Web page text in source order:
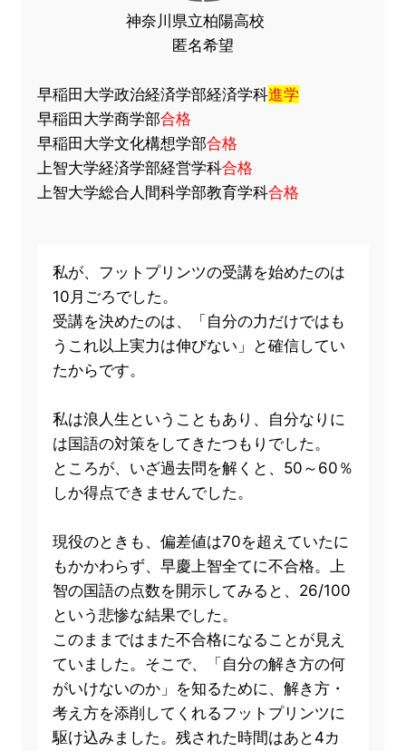
神奈川県立柏陽高校
匿名希望
早稲田大学政治経済学部経済学科進学
早稲田大学商学部合格
早稲田大学文化構想学部合格
上智大学経済学部経営学科合格
上智大学総合人間科学部教育学科合格
私が、フットプリンツの受講を始めたのは
10月ごろでした。
受講を決めたのは、「自分の力だけではも
うこれ以上実力は伸びない」と確信してい
たからです。
私は浪人生ということもあり、自分なりに
は国語の対策をしてきたつもりでした。
ところが、いざ過去問を解くと、50～60％
しか得点できませんでした。
現役のときも、偏差値は70を超えていたに
もかかわらず、早慶上智全てに不合格。上
智の国語の点数を開示してみると、26/100
という悲惨な結果でした。
このままではまた不合格になることが見え
ていました。そこで、「自分の解き方の何
がいけないのか」を知るために、解き方・
考え方を添削してくれるフットプリンツに
駆け込みました。残された時間はあと4カ